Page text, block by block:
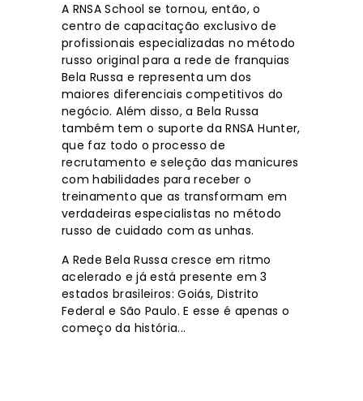
A RNSA School se tornou, então, o
centro de capacitação exclusivo de
profissionais especializadas no método
russo original para a rede de franquias
Bela Russa e representa um dos
maiores diferenciais competitivos do
negócio. Além disso, a Bela Russa
também tem o suporte da RNSA Hunter,
que faz todo o processo de
recrutamento e seleção das manicures
com habilidades para receber o
treinamento que as transformam em
verdadeiras especialistas no método
russo de cuidado com as unhas.
A Rede Bela Russa cresce em ritmo
acelerado e já está presente em 3
estados brasileiros: Goiás, Distrito
Federal e São Paulo. E esse é apenas o
começo da história...